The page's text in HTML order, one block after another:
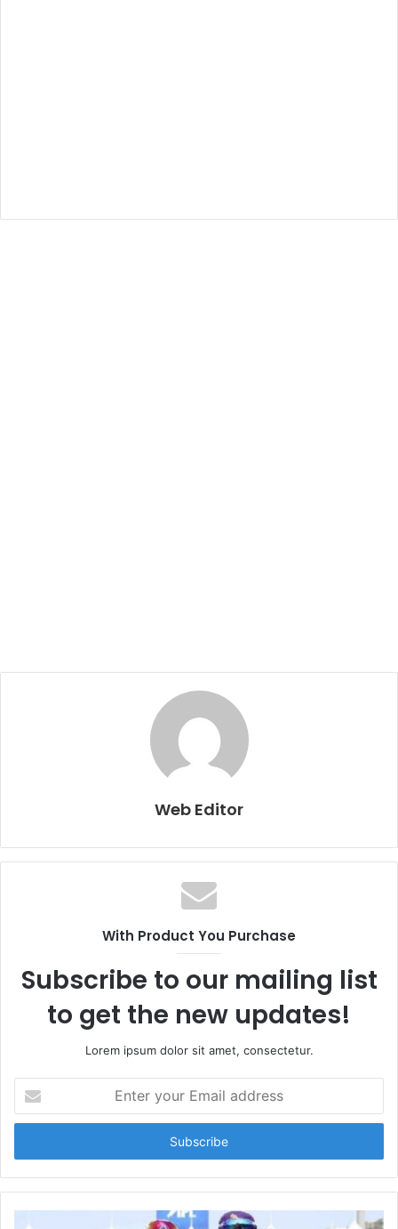
Web Editor
With Product You Purchase
Subscribe to our mailing list
to get the new updates!
Lorem ipsum dolor sit amet, consectetur.
t
r
y